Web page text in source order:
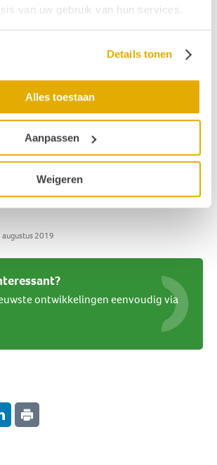
van uw gebruik van hun services.
Details tonen
Alles toestaan
Aanpassen
Weigeren
activiteiten van een aantal
a.i. van Stichting Hoormij,
voorzitter
blijven van het laatste nieuws? Meld
nieuwsbrief
Vergadering 9 november 2019
2019
ontwikkelingen eenvoudig via